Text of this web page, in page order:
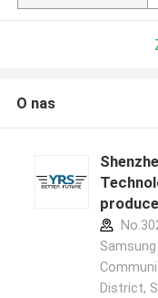
O nas
District,